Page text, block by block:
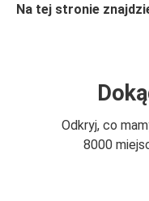
Na tej stronie
Odkryj, co
8000